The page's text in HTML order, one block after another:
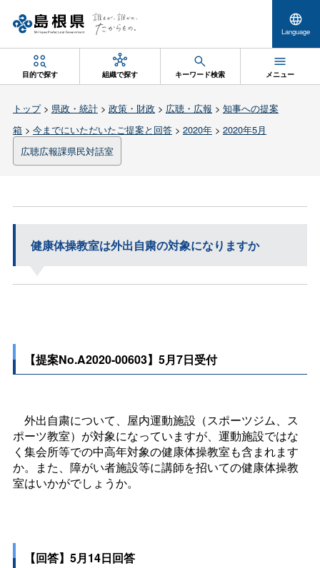
Language
目的で探す 組織で探す キーワード検索 メニュー
トップ> 県政・統計> 政策・財政 > 広聴・広報 > 知事への提案
箱> 今までにいただいたご提案と回答> 2020年> 2020年5月
広聴広報課県民対話室
健康体操教室は外出自粛の対象になりますか
【提案No.A2020-00603】5月7日受付
外出自粛について、屋内運動施設（スポーツジム、ス
ポーツ教室）が対象になっていますが、運動施設ではな
く集会所等での中高年対象の健康体操教室も含まれます
か。また、障がい者施設等に講師を招いての健康体操教
室はいかがでしょうか。
【回答】5月14日回答